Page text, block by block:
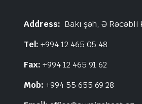
Address: Bakı şəh, Ə Rəcəbli
Tel: +994 12 465 05 48
Fax: +994 12 465 91 62
Mob: +994 55 655 69 28